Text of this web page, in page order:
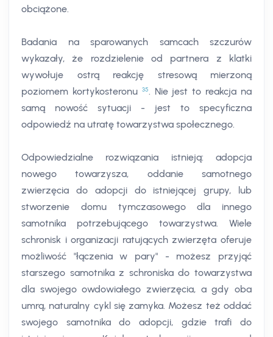
obciążone.
Badania na sparowanych samcach szczurów
wykazały, że rozdzielenie od partnera z klatki
wywołuje ostrą reakcję stresową mierzoną
poziomem kortykosteronu 35. Nie jest to reakcja na
samą nowość sytuacji - jest to specyficzna
odpowiedź na utratę towarzystwa społecznego.
Odpowiedzialne rozwiązania istnieją: adopcja
nowego towarzysza, oddanie samotnego
zwierzęcia do adopcji do istniejącej grupy, lub
stworzenie domu tymczasowego dla innego
samotnika potrzebującego towarzystwa. Wiele
schronisk i organizacji ratujących zwierzęta oferuje
możliwość "łączenia w pary" - możesz przyjąć
starszego samotnika z schroniska do towarzystwa
dla swojego owdowiałego zwierzęcia, a gdy oba
umrą, naturalny cykl się zamyka. Możesz też oddać
swojego samotnika do adopcji, gdzie trafi do